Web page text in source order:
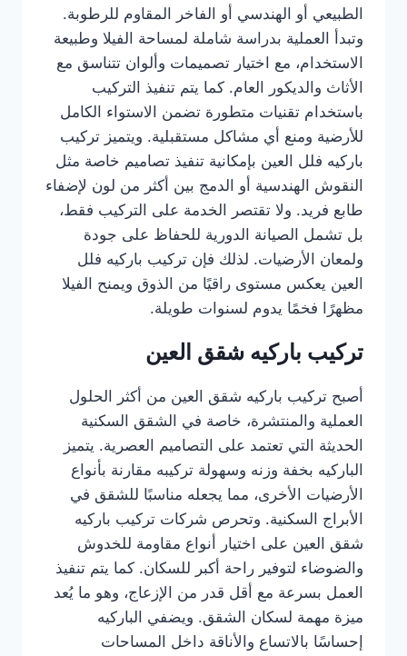
الطبيعي أو الهندسي أو الفاخر المقاوم للرطوبة.
وتبدأ العملية بدراسة شاملة لمساحة الفيلا وطبيعة
الاستخدام، مع اختيار تصميمات وألوان تتناسق مع
الأثاث والديكور العام. كما يتم تنفيذ التركيب
باستخدام تقنيات متطورة تضمن الاستواء الكامل
للأرضية ومنع أي مشاكل مستقبلية. ويتميز تركيب
باركيه فلل العين بإمكانية تنفيذ تصاميم خاصة مثل
النقوش الهندسية أو الدمج بين أكثر من لون لإضفاء
طابع فريد. ولا تقتصر الخدمة على التركيب فقط،
بل تشمل الصيانة الدورية للحفاظ على جودة
ولمعان الأرضيات. لذلك فإن تركيب باركيه فلل
العين يعكس مستوى راقيًا من الذوق ويمنح الفيلا
مظهرًا فخمًا يدوم لسنوات طويلة.
تركيب باركيه شقق العين
أصبح تركيب باركيه شقق العين من أكثر الحلول
العملية والمنتشرة، خاصة في الشقق السكنية
الحديثة التي تعتمد على التصاميم العصرية. يتميز
الباركيه بخفة وزنه وسهولة تركيبه مقارنة بأنواع
الأرضيات الأخرى، مما يجعله مناسبًا للشقق في
الأبراج السكنية. وتحرص شركات تركيب باركيه
شقق العين على اختيار أنواع مقاومة للخدوش
والضوضاء لتوفير راحة أكبر للسكان. كما يتم تنفيذ
العمل بسرعة مع أقل قدر من الإزعاج، وهو ما يُعد
ميزة مهمة لسكان الشقق. ويضفي الباركيه
إحساسًا بالاتساع والأناقة داخل المساحات